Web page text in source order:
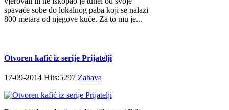
spavaće sobe do lokalnog paba koji se nalazi
800 metara od njegove kuće. Za to mu je...
Otvoren kafić iz serije Prijatelji
17-09-2014 Hits:5297 Zabava